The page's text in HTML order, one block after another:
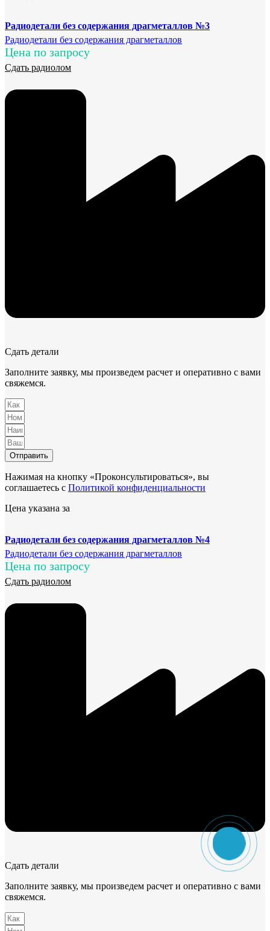
Радиодетали без содержания драгметаллов №3
Радиодетали без содержания драгметаллов
Цена по запросу
Сдать радиолом
Сдать детали
Заполните заявку, мы произведем расчет и оперативно с вами
свяжемся.
Отправить
Нажимая на кнопку «Проконсультироваться», вы
соглашаетесь с Политикой конфиденциальности
Цена указана за
Радиодетали без содержания драгметаллов №4
Радиодетали без содержания драгметаллов
Цена по запросу
Сдать радиолом
Сдать детали
Заполните заявку, мы произведем расчет и оперативно с вами
свяжемся.